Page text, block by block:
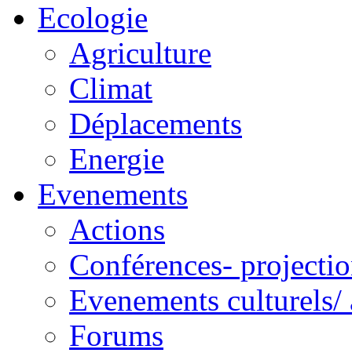
Ecologie
Agriculture
Climat
Déplacements
Energie
Evenements
Actions
Conférences-
Evenements culturels/
Forums